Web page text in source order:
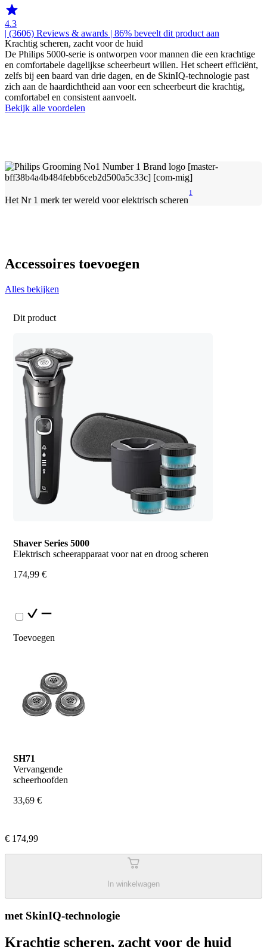
4.3
| (3606) Reviews & awards | 86% beveelt dit product aan
Krachtig scheren, zacht voor de huid
De Philips 5000-serie is ontworpen voor mannen die een krachtige
en comfortabele dagelijkse scheerbeurt willen. Het scheert efficiënt,
zelfs bij een baard van drie dagen, en de SkinIQ-technologie past
zich aan de haardichtheid aan voor een scheerbeurt die krachtig,
comfortabel en consistent aanvoelt.
Bekijk alle voordelen
Het Nr 1 merk ter wereld voor elektrisch scheren
1
Accessoires toevoegen
Alles bekijken
Dit product
Shaver Series 5000
Elektrisch scheerapparaat voor nat en droog scheren
174,99 €
Toevoegen
SH71
Vervangende
scheerhoofden
33,69 €
€ 174,99
In winkelwagen
met SkinIQ-technologie
Krachtig scheren, zacht voor de huid